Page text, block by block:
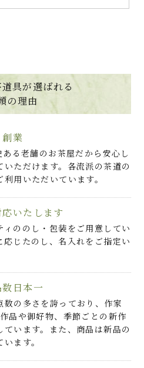
具が選ばれる
の理由
業
る老舗のお茶屋だから安心し
いただけます。各流派の茶道の
用いただいています。
いたします
ィののし・包装をご用意してい
応じたのし、名入れをご指定い
日本一
数の多さを誇っており、作家
品や御好物、季節ごとの新作
ています。また、商品は新品の
ます。